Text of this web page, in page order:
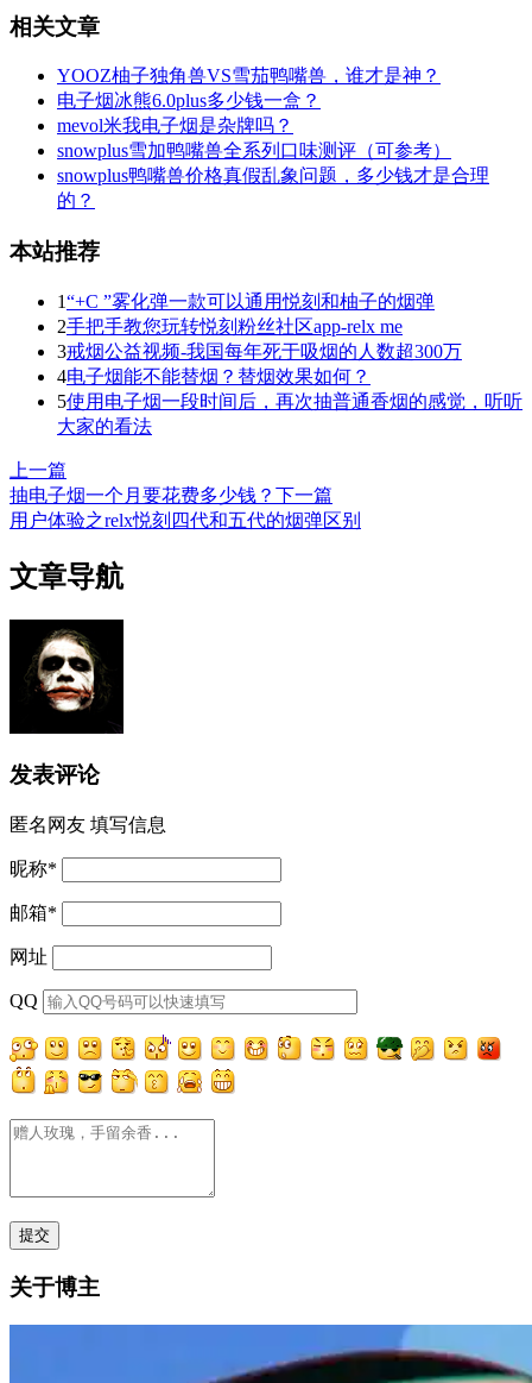
相关文章
YOOZ柚子独角兽VS雪茄鸭嘴兽，谁才是神？
电子烟冰熊6.0plus多少钱一盒？
mevol米我电子烟是杂牌吗？
snowplus雪加鸭嘴兽全系列口味测评（可参考）
snowplus鸭嘴兽价格真假乱象问题，多少钱才是合理
的？
本站推荐
1“+C ”雾化弹一款可以通用悦刻和柚子的烟弹
2手把手教您玩转悦刻粉丝社区app-relx me
3戒烟公益视频-我国每年死于吸烟的人数超300万
4电子烟能不能替烟？替烟效果如何？
5使用电子烟一段时间后，再次抽普通香烟的感觉，听听
大家的看法
上一篇
抽电子烟一个月要花费多少钱？ 下一篇
用户体验之relx悦刻四代和五代的烟弹区别
文章导航
发表评论
匿名网友 填写信息
昵称*
邮箱*
网址
QQ
关于博主